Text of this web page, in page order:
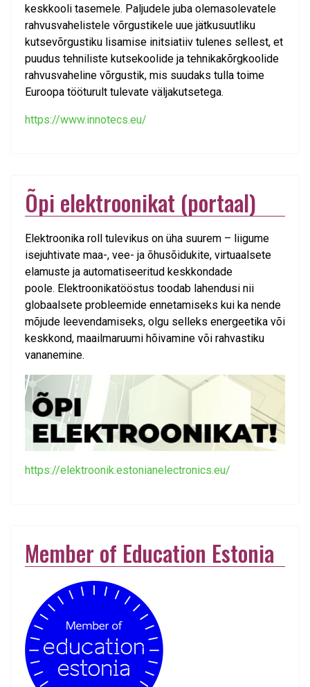
keskkooli tasemele. Paljudele juba olemasolevatele
rahvusvahelistele võrgustikele uue jätkusuutliku
kutsevõrgustiku lisamise initsiatiiv tulenes sellest, et
puudus tehniliste kutsekoolide ja tehnikakõrgkoolide
rahvusvaheline võrgustik, mis suudaks tulla toime
Euroopa tööturult tulevate väljakutsetega.
https://www.innotecs.eu/
Õpi elektroonikat (portaal)
Elektroonika roll tulevikus on üha suurem – liigume
isejuhtivate maa-, vee- ja õhusõidukite, virtuaalsete
elamuste ja automatiseeritud keskkondade
poole. Elektroonikatööstus toodab lahendusi nii
globaalsete probleemide ennetamiseks kui ka nende
mõjude leevendamiseks, olgu selleks energeetika või
keskkond, maailmaruumi hõivamine või rahvastiku
vananemine.
https://elektroonik.estonianelectronics.eu/
Member of Education Estonia